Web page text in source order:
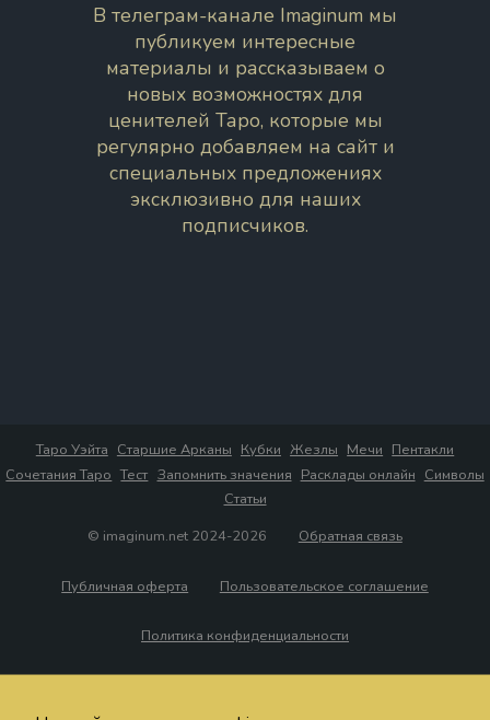
В телеграм-канале Imaginum мы
публикуем интересные
материалы и рассказываем о
новых возможностях для
ценителей Таро, которые мы
регулярно добавляем на сайт и
специальных предложениях
эксклюзивно для наших
подписчиков.
Таро Уэйта Старшие Арканы Кубки Жезлы Мечи Пентакли
Сочетания Таро Тест Запомнить значения Расклады онлайн Символы
Статьи
© imaginum.net 2024-2026
Обратная связь
Публичная оферта Пользовательское соглашение
Политика конфиденциальности